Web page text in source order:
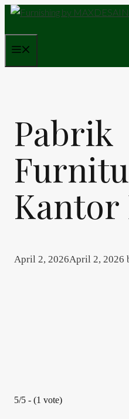
Skip
content
Pabrik
Kantor
April 2, 2026April 2, 2026
5/5 - (1 vote)